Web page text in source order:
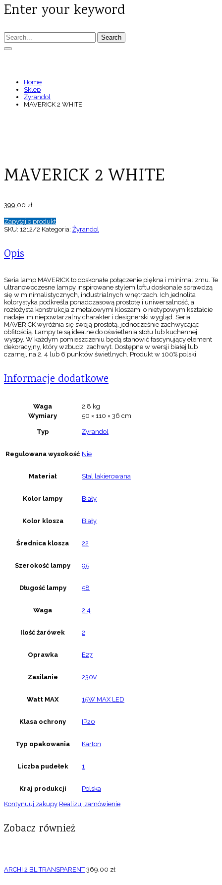
Enter your keyword
Search
Home
Sklep
Żyrandol
MAVERICK 2 WHITE
MAVERICK 2 WHITE
399,00 zł
Zapytaj o produkt
SKU: 1212/2 Kategoria: Żyrandol
Opis
Seria lamp MAVERICK to doskonałe połączenie piękna i minimalizmu. Te
ultranowoczesne lampy inspirowane stylem loftu doskonale sprawdzą
się w minimalistycznych, industrialnych wnętrzach. Ich jednolita
kolorystyka podkreśla ponadczasową prostotę i uniwersalność, a
rozłożysta konstrukcja z metalowymi kloszami o nietypowym kształcie
nadaje im niepowtarzalny charakter i designerski wygląd. Seria
MAVERICK wyróżnia się swoją prostotą, jednocześnie zachwycając
obfitością. Lampy te są idealne do oświetlenia stołu lub kuchennej
wyspy. W każdym pomieszczeniu będą stanowić fascynujący element
dekoracyjny, który wzbudzi zachwyt. Dostępne w wersji białej lub
czarnej, na 2, 4 lub 6 punktów świetlnych. Produkt w 100% polski.
Informacje dodatkowe
Waga
2,8 kg
Wymiary
50 × 110 × 36 cm
Typ Żyrandol
Regulowana wysokość Nie
Materiał Stal lakierowana
Kolor lampy Biały
Kolor klosza Biały
Średnica klosza 22
Szerokość lampy 95
Długość lampy 58
Waga 2.4
Ilość żarówek 2
Oprawka E27
Zasilanie 230V
Watt MAX 15W MAX LED
Klasa ochrony IP20
Typ opakowania Karton
Liczba pudełek 1
Kraj produkcji Polska
Kontynuuj zakupy Realizuj zamówienie
Zobacz również
ARCHI 2 BL TRANSPARENT 369,00 zł